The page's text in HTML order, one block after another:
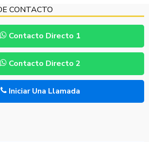
CONTACTO
Contacto Directo 1
Contacto Directo 2
Iniciar Una Llamada